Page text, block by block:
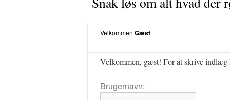
Velkommen Gæst
Velkommen, gæst! For at skrive
Brugernavn: